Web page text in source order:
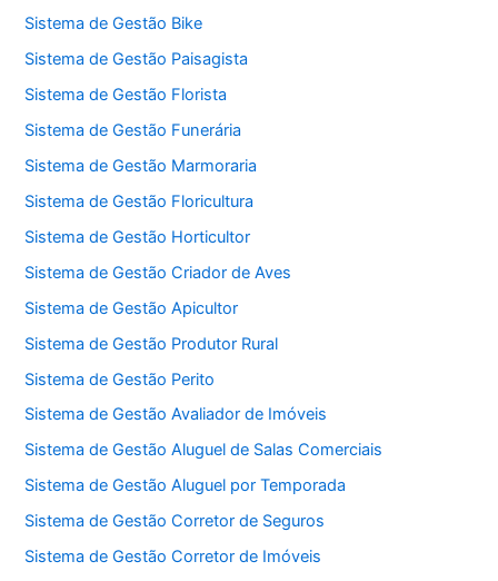
Sistema de Gestão Bike
Sistema de Gestão Paisagista
Sistema de Gestão Florista
Sistema de Gestão Funerária
Sistema de Gestão Marmoraria
Sistema de Gestão Floricultura
Sistema de Gestão Horticultor
Sistema de Gestão Criador de Aves
Sistema de Gestão Apicultor
Sistema de Gestão Produtor Rural
Sistema de Gestão Perito
Sistema de Gestão Avaliador de Imóveis
Sistema de Gestão Aluguel de Salas Comerciais
Sistema de Gestão Aluguel por Temporada
Sistema de Gestão Corretor de Seguros
Sistema de Gestão Corretor de Imóveis